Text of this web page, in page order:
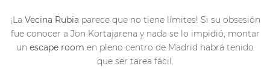
¡La Vecina Rubia parece que no tiene límites! Si su obsesión
fue conocer a Jon Kortajarena y nada se lo impidió, montar
un escape room en pleno centro de Madrid habrá tenido
que ser tarea fácil.